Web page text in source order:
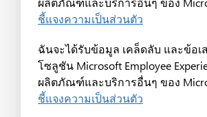
ชี้แจงความเป็นส่วนตัว
ฉันจะได้รับข้อมูล เคล็ดลับ และข้อเ
โซลูชัน Microsoft Employee
ผลิตภัณฑ์และบริการอื่นๆ ของ
ชี้แจงความเป็นส่วนตัว